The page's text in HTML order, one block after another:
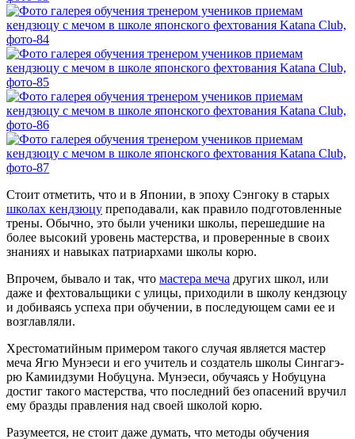
Стоит отметить, что и в Японии, в эпоху Сэнгоку в старых
школах кендзюцу преподавали, как правило подготовленные
трены. Обычно, это были ученики школы, перешедшие на
более высокий уровень мастерства, и проверенные в своих
знаниях и навыках патриархами школы корю.
Впрочем, бывало и так, что мастера меча других школ, или
даже и фехтовальщики с улицы, приходили в школу кендзюцу
и добиваясь успеха при обучении, в последующем сами ее и
возглавляли.
Хрестоматийным примером такого случая является мастер
меча Ягю Мунэеси и его учитель и создатель школы Сингагэ-
рю Камиидзуми Нобуцуна. Мунэеси, обучаясь у Нобуцуна
достиг такого мастерства, что последний без опасений вручил
ему бразды правления над своей школой корю.
Разумеется, не стоит даже думать, что методы обучения